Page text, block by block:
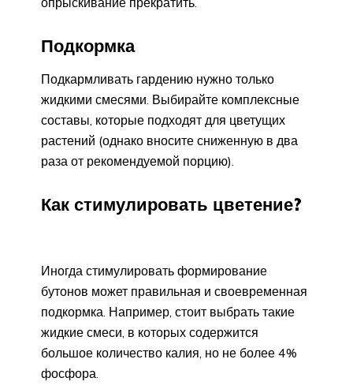
Подкормка
Подкармливать гардению нужно только
жидкими смесями. Выбирайте комплексные
составы, которые подходят для цветущих
растений (однако вносите сниженную в два
раза от рекомендуемой порцию).
Как стимулировать цветение?
Иногда стимулировать формирование
бутонов может правильная и своевременная
подкормка. Например, стоит выбрать такие
жидкие смеси, в которых содержится
большое количество калия, но не более 4%
фосфора.